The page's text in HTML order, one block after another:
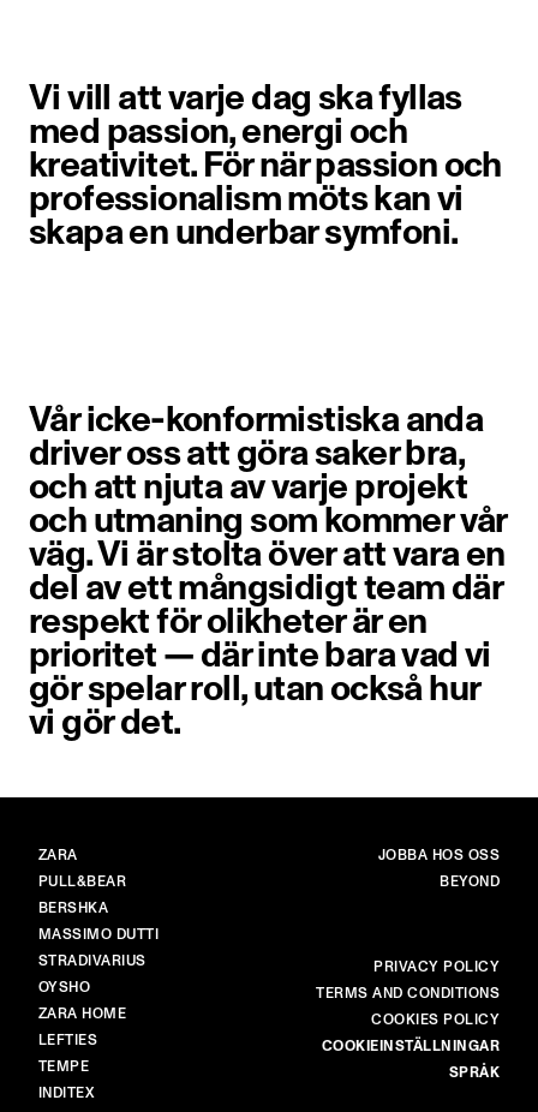
Vi vill att varje dag ska fyllas
med passion, energi och
kreativitet. För när passion och
professionalism möts kan vi
skapa en underbar symfoni.
Vår icke-konformistiska anda
driver oss att göra saker bra,
och att njuta av varje projekt
och utmaning som kommer vår
väg. Vi är stolta över att vara en
del av ett mångsidigt team där
respekt för olikheter är en
prioritet — där inte bara vad vi
gör spelar roll, utan också hur
vi gör det.
VARUMÄRKEN
ZARA
PULL&BEAR
BERSHKA
MASSIMO DUTTI
STRADIVARIUS
OYSHO
ZARA HOME
LEFTIES
TEMPE
INDITEX
HUVUD
JOBBA HOS OSS
BEYOND
PRIVACY POLICY
TERMS AND CONDITIONS
COOKIES POLICY
COOKIEINSTÄLLNINGAR
SPRÅK